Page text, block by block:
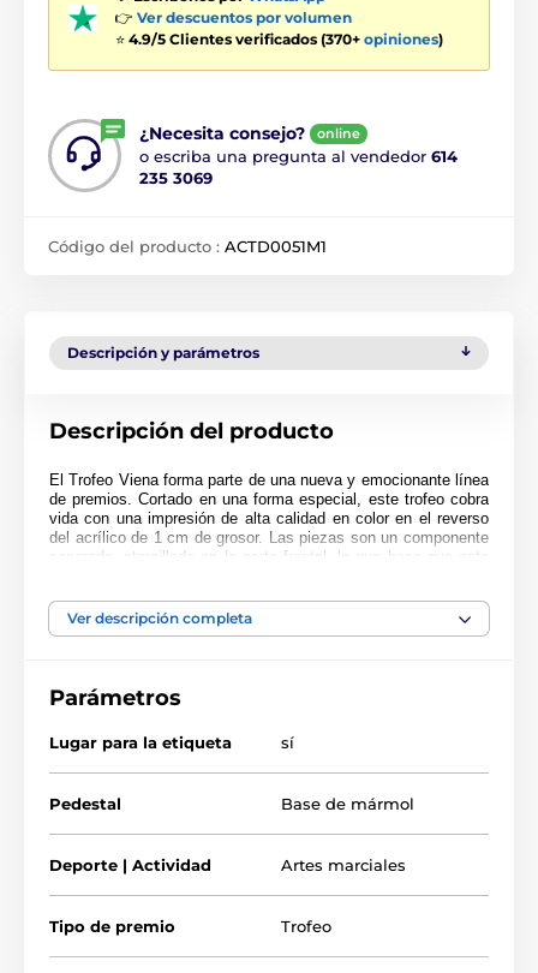
👉 Ver descuentos por volumen
⭐ 4.9/5 Clientes verificados (370+ opiniones)
¿Necesita consejo? online
o escriba una pregunta al vendedor 614
235 3069
Código del producto : ACTD0051M1
Descripción y parámetros
Descripción del producto
El Trofeo Vienaforma parte de una nueva y emocionante línea
de premios. Cortado en una forma especial, este trofeo cobra
vida con una impresión de alta calidad en color en el reverso
del acrílico de 1 cm de grosor. Las piezas son un componente
separado, atornillado en la parte frontal, lo que hace que este
que prefiera: oro, plata o bronce.
El producto aparece en las categorías
Trofeos de judo Trofeos de kárate
Ver descripción completa
Parámetros
Lugar para la etiqueta sí
Pedestal Base de mármol
Deporte | Actividad Artes marciales
Tipo de premio Trofeo